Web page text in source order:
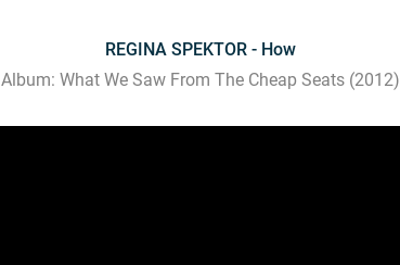
REGINA SPEKTOR - How
Album: What We Saw From The Cheap Seats (2012)